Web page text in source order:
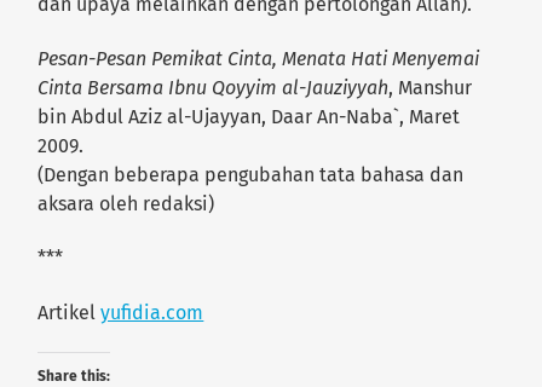
Pesan-Pesan Pemikat Cinta, Menata Hati Menyemai
Cinta Bersama Ibnu Qoyyim al-Jauziyyah, Manshur
bin Abdul Aziz al-Ujayyan, Daar An-Naba`, Maret
2009.
(Dengan beberapa pengubahan tata bahasa dan
aksara oleh redaksi)
***
Artikelyufidia.com
Share this: